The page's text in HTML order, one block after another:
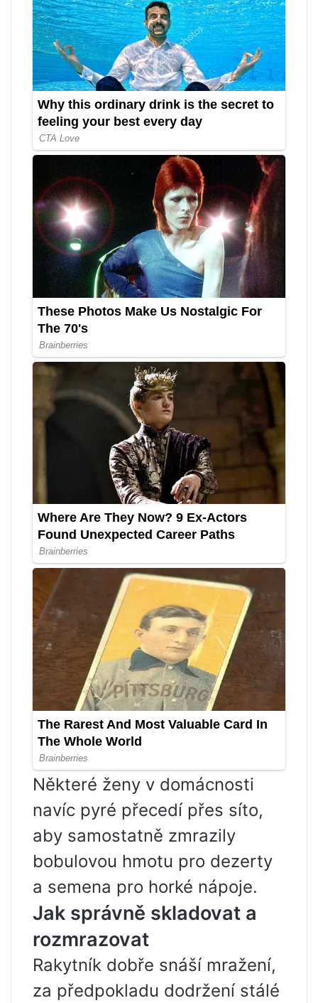
Některé ženy v domácnosti
navíc pyré přecedí přes síto,
aby samostatně zmrazily
bobulovou hmotu pro dezerty
a semena pro horké nápoje.
Jak správně skladovat a
rozmrazovat
Rakytník dobře snáší mražení,
za předpokladu dodržení stálé